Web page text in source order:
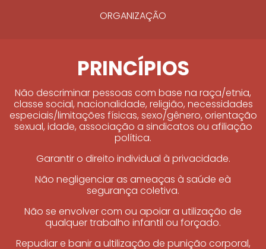
ORGANIZAÇÃO
PRINCÍPIOS
Não descriminar pessoas com base na raça/etnia,
classe social, nacionalidade, religião, necessidades
especiais/limitações físicas, sexo/gênero, orientação
sexual, idade, associação a sindicatos ou afiliação
política.
Garantir o direito individual à privacidade.
Não negligenciar as ameaças à saúde eà
segurança coletiva.
Não se envolver com ou apoiar a utilização de
qualquer trabalho infantil ou forçado.
Repudiar e banir a ultilização de punição corporal,